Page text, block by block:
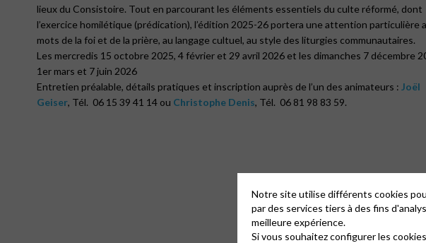
lieux du Consistoire. Tout en parcourant les éléments essentiels du culte réformé, dont
l’exercice homilétique (prédication), l’édition 2025-26 portera une attention particulière
mots de la foi et de la prière, au langage cultuel, au style des liturgies communautaires.
Les mercredis 15 octobre 2025, 4 février et 29 avril 2026 et les dimanches 7 décembre
1er mars et 7 juin 2026
Entretien préalable, détails pratiques et inscription auprès de l’un des animateurs : Joël
Geiser, Tél. 06 15 39 41 14 ou Christophe Denis, Tél. 06 81 98 83 59.
Notre site utilise différents cookies
par des services tiers à des fins
meilleure expérience.
Si vous souhaitez configurer les